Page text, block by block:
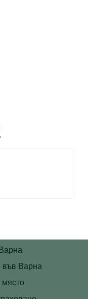
във Варна